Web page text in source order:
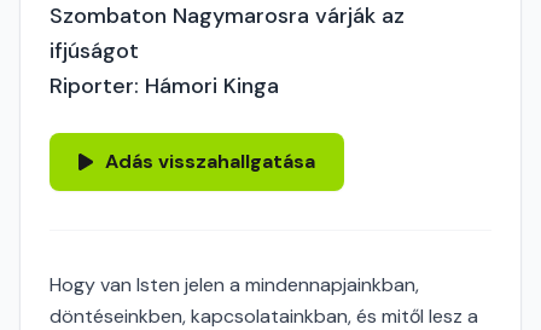
Szombaton Nagymarosra várják az
ifjúságot
Riporter: Hámori Kinga
Adás visszahallgatása
Hogy van Isten jelen a mindennapjainkban,
döntéseinkben, kapcsolatainkban, és mitől lesz a